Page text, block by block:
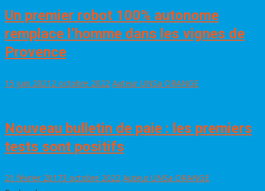
Un premier robot 100% autonome
remplace l’homme dans les vignes de
Provence
15 juin 2021 2 octobre 2022 Auteur UNSa ORANGE
Nouveau bulletin de paie : les premiers
tests sont positifs
21 février 20173 octobre 2022 Auteur UNSa ORANGE